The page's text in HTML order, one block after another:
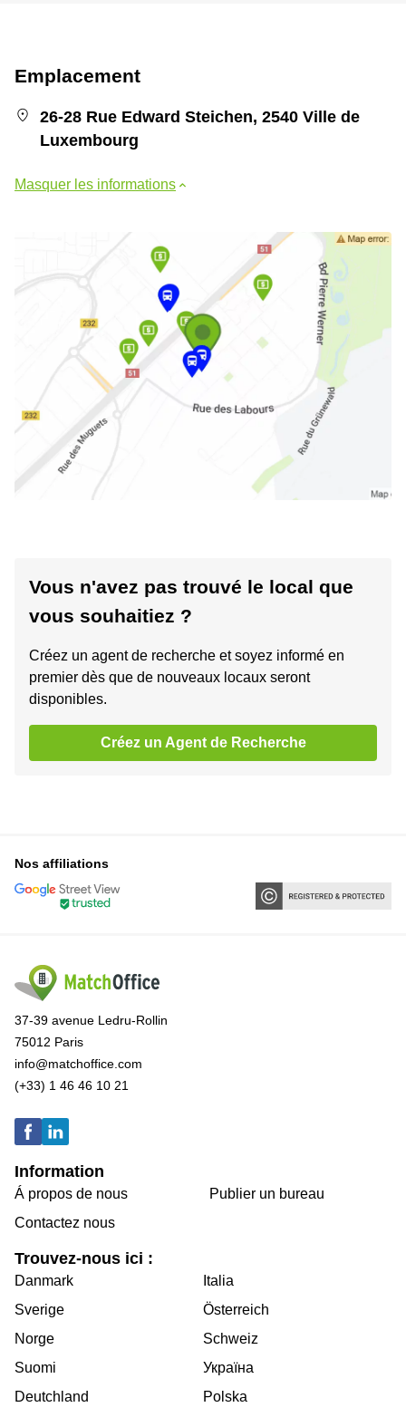
Emplacement
26-28 Rue Edward Steichen, 2540 Ville de
Luxembourg
Masquer les informations
Vous n'avez pas trouvé le local que
vous souhaitiez ?
Créez un agent de recherche et soyez informé en
premier dès que de nouveaux locaux seront
disponibles.
Créez un Agent de Recherche
Nos affiliations
37-39 avenue Ledru-Rollin
75012 Paris
info@matchoffice.com
(+33) 1 46 46 10 21
Information
Á propos de nous
Contactez nous
Publier un bureau
Trouvez-nous ici :
Danmark
Sverige
Norge
Suomi
Deutchland
Italia
Österreich
Schweiz
Україна
Polska